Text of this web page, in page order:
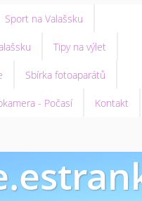
Sport na Valašsku
Tipy na výlet
Sbírka fotoaparátů
- Počasí Kontakt